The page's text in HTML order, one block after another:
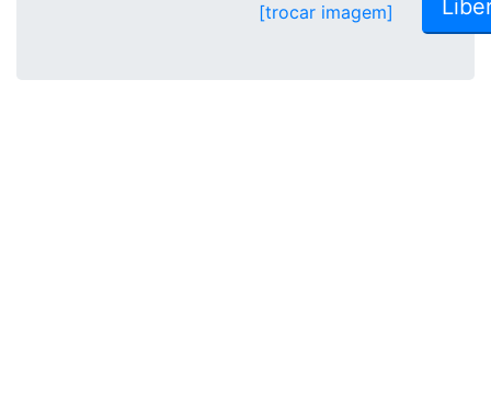
[trocar imagem]